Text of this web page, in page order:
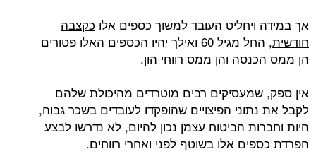
אך במידה ויחליט העובד למשוך כספים אלו כקצבה
חודשית
, החל מגיל 60 ואילך יהיו הכספים האלו פטורים
הן ממס הכנסה והן ממס רווחי הון.
אין ספק, שמעסיקים רבים מוטרדים מהיכולת שלהם
לקבל את נתוני הפיצויים שהופקדו לעובדים בשכר גבוה,
היות וחברות הביטוח עצמן נכון להיום, לא נדרשו לבצע
הפרדת כספים אלו בשוטף לפני ואחרי רווחים.